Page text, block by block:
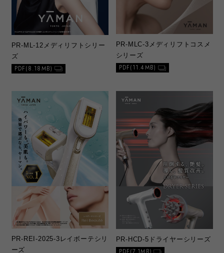
PR-ML-12 メディリフトシリー
ズ
PDF(8.18MB)
PR-MLC-3 メディリフトコスメ
シリーズ
PDF(11.4MB)
PR-REI-2025-3 レイボーテシリ
ーズ
PR-HCD-5 ドライヤーシリーズ